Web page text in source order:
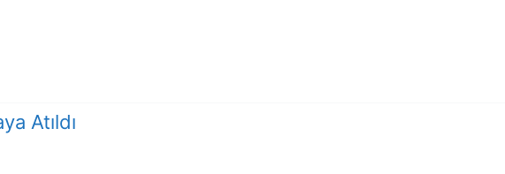
Atıldı